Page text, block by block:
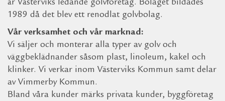
är Västerviks ledande golvföretag. Bolaget bildades
1989 då det blev ett renodlat golvbolag.
Vår verksamhet och vår marknad:
Vi säljer och monterar alla typer av golv och
väggbeklädnander såsom plast, linoleum, kakel och
klinker. Vi verkar inom Västerviks Kommun samt delar
av Vimmerby Kommun.
Bland våra kunder märks privata kunder, byggföretag